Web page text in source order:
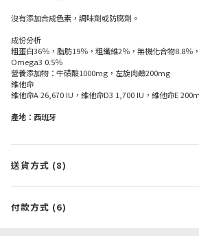
沒有添加合成色素，調味劑或防腐劑。
成份分析
粗蛋白36％，脂肪19％，粗纖維2％，無機化合物8.8％
Omega3 0.5％
營養添加物：牛磺酸1000mg，左旋肉鹼200mg
維他命
維他命A 26,670 IU，維他命D3 1,700 IU，維他命E
產地：西班牙
送貨方式 (8)
付款方式 (6)